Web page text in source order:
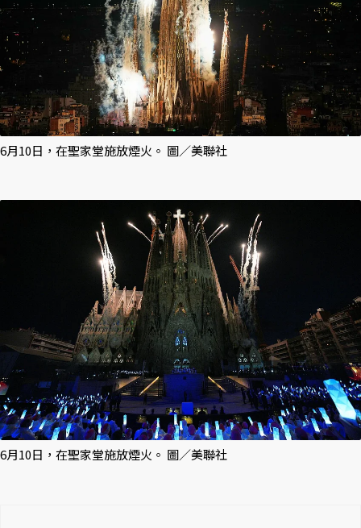
6月10日，在聖家堂施放煙火。 圖／美聯社
6月10日，在聖家堂施放煙火。 圖／美聯社